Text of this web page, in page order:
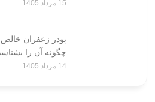
15 مرداد 1405
پودر زعفران
چگونه آن را
14 مرداد 1405